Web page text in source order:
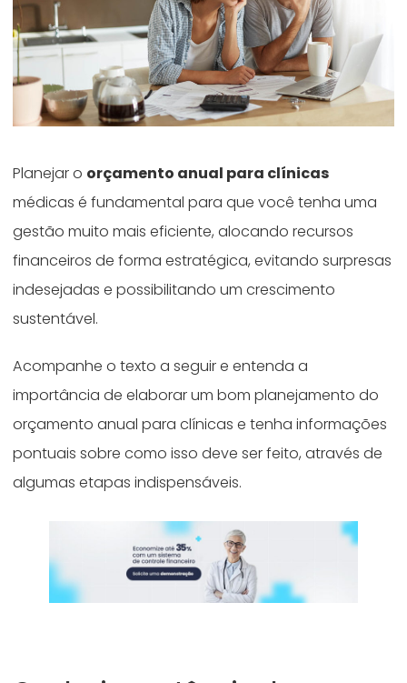
Planejar o orçamento anual para clínicas
médicas é fundamental para que você tenha uma
gestão muito mais eficiente, alocando recursos
financeiros de forma estratégica, evitando surpresas
indesejadas e possibilitando um crescimento
sustentável.
Acompanhe o texto a seguir e entenda a
importância de elaborar um bom planejamento do
orçamento anual para clínicas e tenha informações
pontuais sobre como isso deve ser feito, através de
algumas etapas indispensáveis.